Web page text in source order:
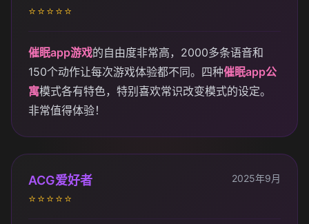
⭐⭐⭐⭐⭐
催眠app游戏的自由度非常高，2000多条语音和
150个动作让每次游戏体验都不同。四种催眠app公
寓模式各有特色，特别喜欢常识改变模式的设定。
非常值得体验！
ACG爱好者
⭐⭐⭐⭐⭐
2025年9月